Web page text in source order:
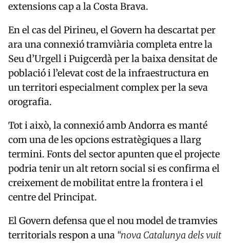
extensions cap a la Costa Brava.
En el cas del Pirineu, el Govern ha descartat per
ara una connexió tramviària completa entre la
Seu d’Urgell i Puigcerdà per la baixa densitat de
població i l’elevat cost de la infraestructura en
un territori especialment complex per la seva
orografia.
Tot i això, la connexió amb Andorra es manté
com una de les opcions estratègiques a llarg
termini. Fonts del sector apunten que el projecte
podria tenir un alt retorn social si es confirma el
creixement de mobilitat entre la frontera i el
centre del Principat.
El Govern defensa que el nou model de tramvies
territorials respon a una “nova Catalunya dels vuit